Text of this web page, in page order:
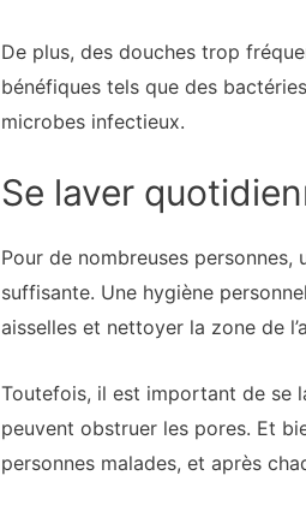
De plus, des douches trop
bénéfiques tels que des
microbes infectieux.
Se laver
Pour de nombreuses
suffisante. Une hygiène
aisselles et nettoyer la zone de
Toutefois, il est important de se
peuvent obstruer les pores. Et
personnes malades, et après